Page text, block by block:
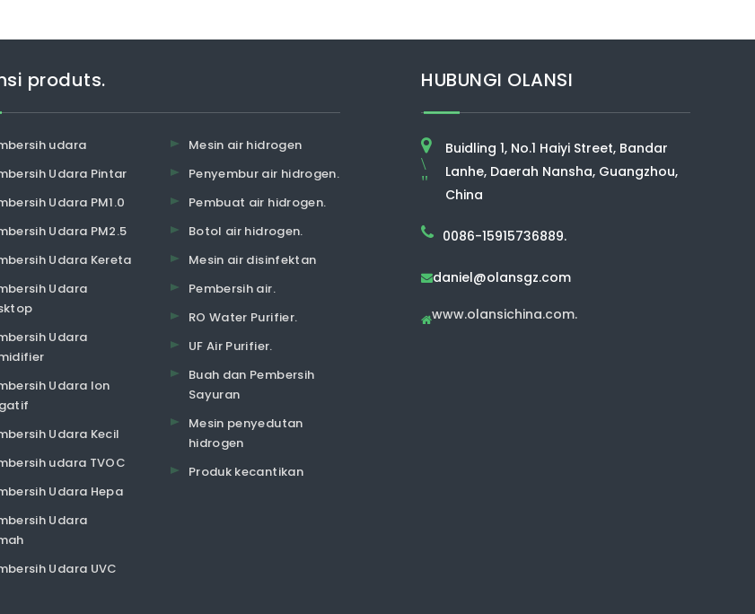
produts.
udara
Udara Pintar
Udara PM1.0
Udara PM2.5
Udara Kereta
Udara
Udara
Udara Ion
Udara Kecil
udara TVOC
Udara Hepa
Udara
Udara UVC
Mesin air hidrogen
Penyembur air hidrogen.
Pembuat air hidrogen.
Botol air hidrogen.
Mesin air disinfektan
Pembersih air.
RO Water Purifier.
UF Air Purifier.
Buah dan Pembersih
Sayuran
Mesin penyedutan
hidrogen
Produk kecantikan
HUBUNGI OLANSI
\
"
Buidling 1, No.1 Haiyi Street, Bandar
Lanhe, Daerah Nansha, Guangzhou,
China
0086-15915736889.
daniel@olansgz.com
www.olansichina.com.